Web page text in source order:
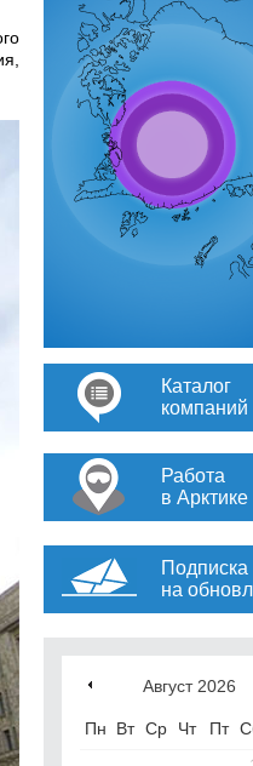
Каталог
компаний
Работа
в Арктике
Подписка
на
Август 2026
Пн Вт Ср Чт Пт